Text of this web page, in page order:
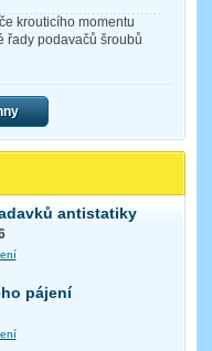
krouticího momentu
řady podavačů šroubů
antistatiky
pájení